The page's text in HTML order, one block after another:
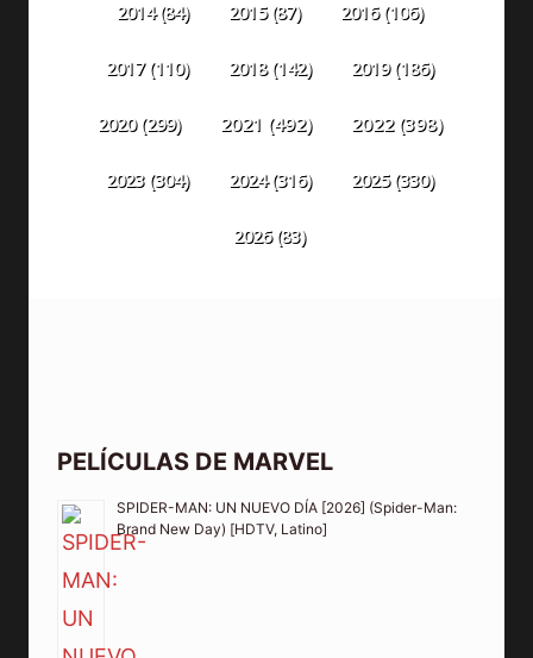
2014(84) 2015(87) 2016(106)
2017(110) 2018(142) 2019(186)
2020(299) 2021 (492) 2022(398)
2023(304) 2024(316) 2025(330)
2026(83)
PELÍCULAS DE MARVEL
SPIDER-MAN: UN NUEVO DÍA [2026] (Spider-Man:
Brand New Day) [HDTV, Latino]